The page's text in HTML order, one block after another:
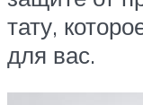
тату,
для вас.